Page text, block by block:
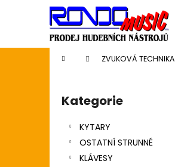
Domů ZVUKOVÁ TECHNIKA
Přeskočit
kategorie
Kategorie
KYTARY
OSTATNÍ STRUNNÉ
KLÁVESY
í
Zpět
do
Zpět
do